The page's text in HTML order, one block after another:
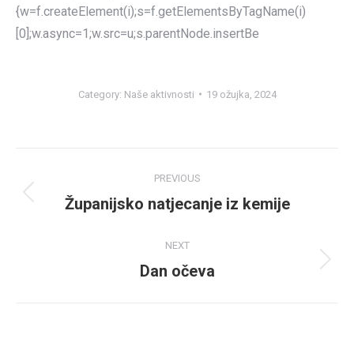
{w=f.createElement(i);s=f.getElementsByTagName(i)
[0];w.async=1;w.src=u;s.parentNode.insertBe
Category: Naše aktivnosti 19 ožujka, 2024
navigation
PREVIOUS
Previous
Županijsko natjecanje iz kemije
NEXT
Next
Dan očeva